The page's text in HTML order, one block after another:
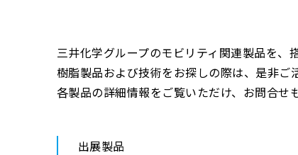
三井化学グループのモビリティ関連製品を、
樹脂製品および技術をお探しの際は、是非ご
各製品の詳細情報をご覧いただけ、お問合せ
出展製品